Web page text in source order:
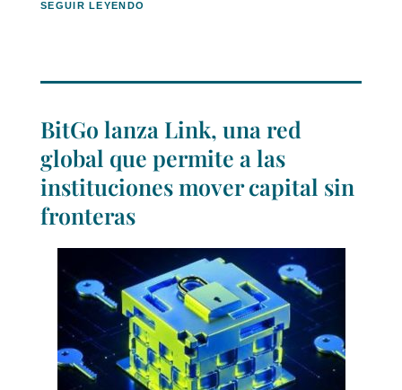
SEGUIR LEYENDO
BitGo lanza Link, una red
global que permite a las
instituciones mover capital sin
fronteras